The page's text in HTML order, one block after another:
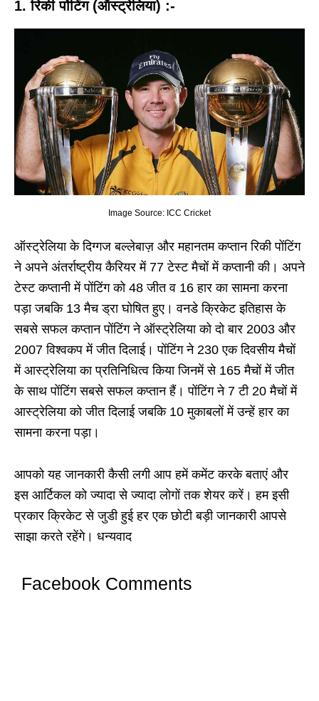
1. रिकी पोंटिंग (ऑस्ट्रेलिया) :-
Image Source: ICC Cricket
ऑस्ट्रेलिया के दिग्गज बल्लेबाज़ और महानतम कप्तान रिकी पोंटिंग
ने अपने अंतर्राष्ट्रीय कैरियर में 77 टेस्ट मैचों में कप्तानी की। अपने
टेस्ट कप्तानी में पोंटिंग को 48 जीत व 16 हार का सामना करना
पड़ा जबकि 13 मैच ड्रा घोषित हुए। वनडे क्रिकेट इतिहास के
सबसे सफल कप्तान पोंटिंग ने ऑस्ट्रेलिया को दो बार 2003 और
2007 विश्वकप में जीत दिलाई। पोंटिंग ने 230 एक दिवसीय मैचों
में आस्ट्रेलिया का प्रतिनिधित्व किया जिनमें से 165 मैचों में जीत
के साथ पोंटिंग सबसे सफल कप्तान हैं। पोंटिंग ने 7 टी 20 मैचों में
आस्ट्रेलिया को जीत दिलाई जबकि 10 मुकाबलों में उन्हें हार का
सामना करना पड़ा।
आपको यह जानकारी कैसी लगी आप हमें कमेंट करके बताएं और
इस आर्टिकल को ज्यादा से ज्यादा लोगों तक शेयर करें। हम इसी
प्रकार क्रिकेट से जुडी हुई हर एक छोटी बड़ी जानकारी आपसे
साझा करते रहेंगे। धन्यवाद
Facebook Comments